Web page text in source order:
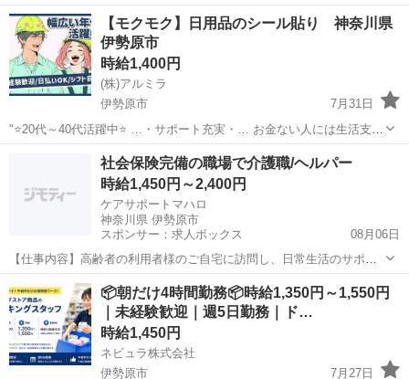
支援金、 携帯ない人にはレンタル、 住む場所がない方には 即日入寮
可能案件をご紹介♪ もし、できない場合は 宿泊施設代をお渡ししま
す...
神奈川 伊勢原市 倉庫 時給
【モクモク】日用品のシール貼り 神奈川県
伊勢原市
時給1,400円
(株)アルミラ
伊勢原市
7月31日
"⭐20代～40代活躍中⭐ …・サポート充実・… お金ない人には生活支援
金 携帯ない人にはレンタル 住む場所がない方には 即日入寮も相談可
能です！ もし、できない場合は 宿泊施設代をお渡しします！ ...
伊勢原市 倉庫 時給
社会保険完備の職場で介護職/ヘルパー
時給1,450円～2,400円
ケアサポートマハロ
神奈川県 伊勢原市
スポンサー：求人ボックス
08月06日
【仕事内容】高齢者の利用者様のご自宅に訪問し、日常生活のサポー
トを行います。 ・食事作り ・衣類の洗濯のお手伝い ・お掃除のサポ
ート ・買い物代行 ・入浴の支援 ・服薬の確認 など 「身体介護」また
は「生活援助」のどちらの仕事を行...
アルバイト・パート
📦朝だけ4時間勤務📦時給1,350円～1,550円
｜未経験歓迎｜週5日勤務｜ド…
時給1,450円
ネビュラ株式会社
伊勢原市
7月27日